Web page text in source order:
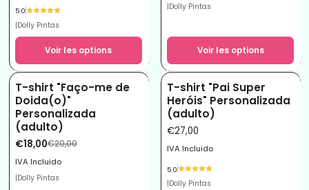
5.0
|Dolly Pintas
Voir les options
|Dolly Pintas
Voir les options
-10%
T-shirt "Faço-me de
Doida(o)"
Personalizada
(adulto)
€18,00€20,00
IVA Incluido
|Dolly Pintas
T-shirt "Pai Super
Heróis" Personalizada
(adulto)
€27,00
IVA Incluido
5.0
|Dolly Pintas